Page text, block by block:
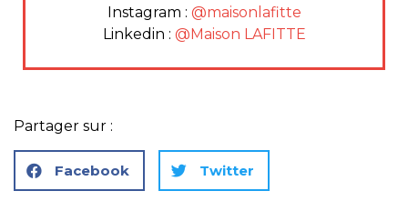
Instagram : @maisonlafitte
Linkedin : @Maison LAFITTE
Partager sur :
Facebook Twitter